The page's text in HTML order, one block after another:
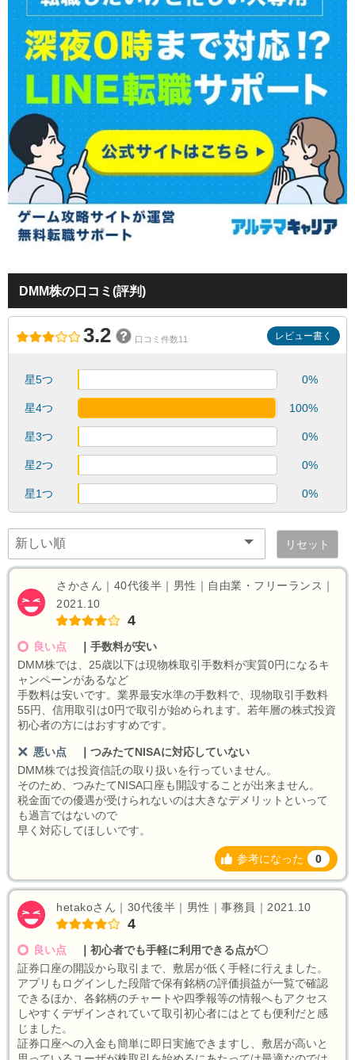
DMM株の口コミ(評判)
3.2 口コミ件数11 レビュー書く
星5つ 0%
星4つ 100%
星3つ 0%
星2つ 0%
星1つ 0%
リセット
さかさん｜40代後半｜男性｜自由業・フリーランス｜
2021.10
4
良い点
手数料が安い
DMM株では、25歳以下は現物株取引手数料が実質0円になるキ
ャンペーンがあるなど
手数料は安いです。業界最安水準の手数料で、現物取引手数料
55円、信用取引は0円で取引が始められます。若年層の株式投資
初心者の方にはおすすめです。
悪い点
つみたてNISAに対応していない
DMM株では投資信託の取り扱いを行っていません。
そのため、つみたてNISA口座も開設することが出来ません。
税金面での優遇が受けられないのは大きなデメリットといって
も過言ではないので
早く対応してほしいです。
参考になった 0
hetakoさん｜30代後半｜男性｜事務員｜2021.10
4
良い点
初心者でも手軽に利用できる点が〇
証券口座の開設から取引まで、敷居が低く手軽に行えました。
アプリもログインした段階で保有銘柄の評価損益が一覧で確認
できるほか、各銘柄のチャートや四季報等の情報へもアクセス
しやすくデザインされていて取引初心者にはとても便利だと感
じました。
証券口座への入金も簡単に即日実施できますし、敷居が高いと